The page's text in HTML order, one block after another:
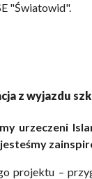
"Światowid".
z wyjazdu
urzeczeni
projektu –